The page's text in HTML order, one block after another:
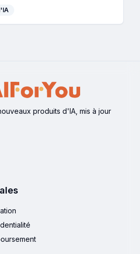
produits d'IA, mis à jour